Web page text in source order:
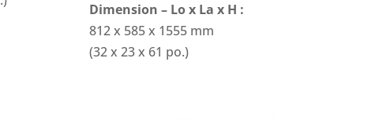
Dimension – Lo x La x H :
812 x 585 x 1555 mm
(32 x 23 x 61 po.)